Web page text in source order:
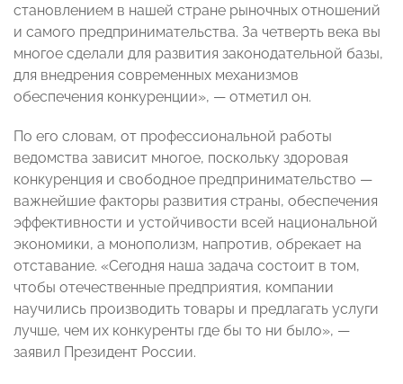
становлением в нашей стране рыночных отношений
и самого предпринимательства. За четверть века вы
многое сделали для развития законодательной базы,
для внедрения современных механизмов
обеспечения конкуренции», — отметил он.
По его словам, от профессиональной работы
ведомства зависит многое, поскольку здоровая
конкуренция и свободное предпринимательство —
важнейшие факторы развития страны, обеспечения
эффективности и устойчивости всей национальной
экономики, а монополизм, напротив, обрекает на
отставание. «Сегодня наша задача состоит в том,
чтобы отечественные предприятия, компании
научились производить товары и предлагать услуги
лучше, чем их конкуренты где бы то ни было», —
заявил Президент России.